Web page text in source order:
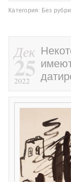
Категория: Без
Дек
25
2022